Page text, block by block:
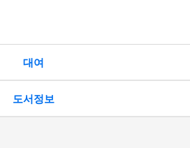
대여
도서정보